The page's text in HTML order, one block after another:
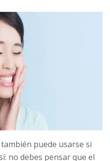
puede usarse si
no debes pensar que el